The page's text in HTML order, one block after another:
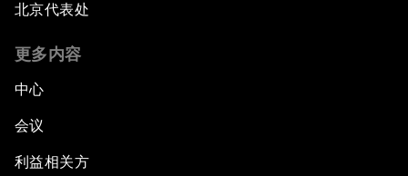
北京代表处
更多内容
中心
会议
利益相关方